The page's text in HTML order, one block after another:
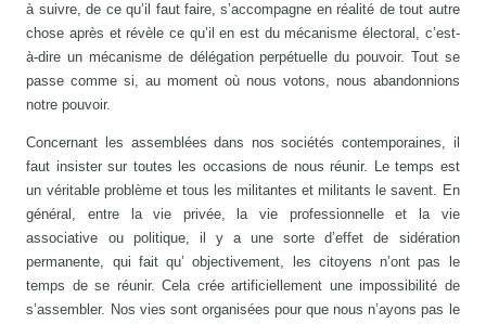
à suivre, de ce qu’il faut faire, s’accompagne en réalité de tout autre
chose après et révèle ce qu’il en est du mécanisme électoral, c’est-
à-dire un mécanisme de délégation perpétuelle du pouvoir. Tout se
passe comme si, au moment où nous votons, nous abandonnions
notre pouvoir.
Concernant les assemblées dans nos sociétés contemporaines, il
faut insister sur toutes les occasions de nous réunir. Le temps est
un véritable problème et tous les militantes et militants le savent. En
général, entre la vie privée, la vie professionnelle et la vie
associative ou politique, il y a une sorte d’effet de sidération
permanente, qui fait qu’ objectivement, les citoyens n’ont pas le
temps de se réunir. Cela crée artificiellement une impossibilité de
s’assembler. Nos vies sont organisées pour que nous n’ayons pas le